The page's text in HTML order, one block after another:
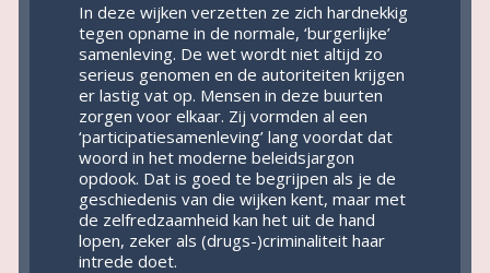
In deze wijken verzetten ze zich hardnekkig
tegen opname in de normale, ‘burgerlijke’
samenleving. De wet wordt niet altijd zo
serieus genomen en de autoriteiten krijgen
er lastig vat op. Mensen in deze buurten
zorgen voor elkaar. Zij vormden al een
‘participatiesamenleving’ lang voordat dat
woord in het moderne beleidsjargon
opdook. Dat is goed te begrijpen als je de
geschiedenis van die wijken kent, maar met
de zelfredzaamheid kan het uit de hand
lopen, zeker als (drugs-)criminaliteit haar
intrede doet.